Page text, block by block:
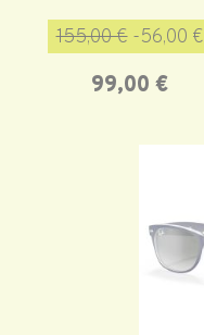
Prix de base
155,00 €-56,00 €
99,00 €